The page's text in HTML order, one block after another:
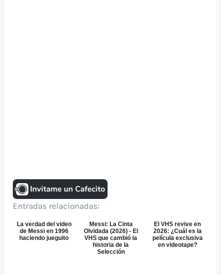
Entradas relacionadas:
La verdad del video
de Messi en 1996
haciendo jueguito
Messi: La Cinta
Olvidada (2026) - El
VHS que cambió la
historia de la
Selección
El VHS revive en
2026: ¿Cuál es la
película exclusiva
en videotape?